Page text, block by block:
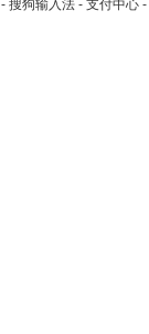
- 搜狗输入法 - 支付中心 -